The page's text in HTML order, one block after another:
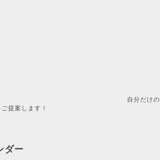
を造るメンズ美容
提案します！
ダー